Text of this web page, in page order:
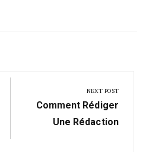
NEXT POST
Next
Post:
Comment Rédiger
Une Rédaction